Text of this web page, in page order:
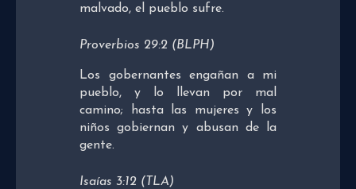
malvado, el pueblo sufre.
Proverbios 29:2 (BLPH)
Los gobernantes engañan a mi
pueblo, y lo llevan por mal
camino; hasta las mujeres y los
niños gobiernan y abusan de la
gente.
Isaías 3:12 (TLA)